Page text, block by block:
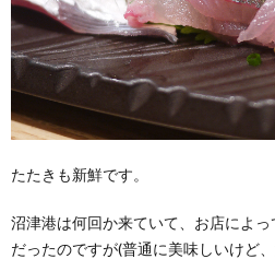
たたきも新鮮です。
沼津港は何回か来ていて、お店によ
だったのですが(普通に美味しいけど